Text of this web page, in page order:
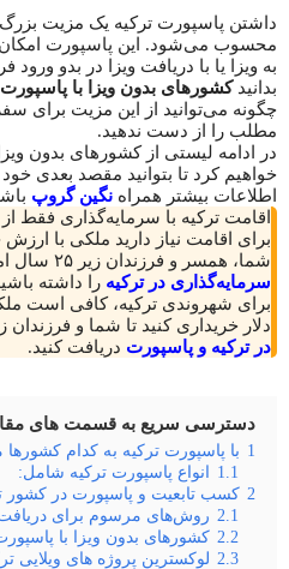
داشتن پاسپورت ترکیه یک مزیت
محسوب می‌شود. این پاسپورت امکان
به ویزا یا با دریافت ویزا در بدو
بدانیدکشورهای بدون ویزا با پاسپورت
چگونه می‌توانید از این مزیت برای
مطلب را از دست ندهید.
در ادامه لیستی از کشورهای بدون
خواهیم کرد تا بتوانید مقصد بعدی
اطلاعات بیشتر همراه نگین گروپ
اقامت ترکیه با سرمایه‌گذاری فقط از ۲۰۰.۰۰۰ دلار!
شما، همسر و فرزندان زیر ۲۵ سال امکان
سرمایه‌گذاری در ترکیه را داشته
دلار خریداری کنید تا شما و فرزندان زیر ۱۸
در ترکیه و پاسپورت دریافت کنید.
دسترسی سریع به قسمت های
1 با پاسپورت ترکیه به کدام
1.1
انواع پاسپورت ترکیه شامل:
2 کسب تابعیت و پاسپورت در کشور
2.1 روش‌های مرسوم برای دریافت
2.2 کشورهای بدون ویزا با
2.3 لوکسترین پروژه های ویلایی ترکیه